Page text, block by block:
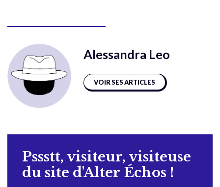
Alessandra Leo
VOIR SES ARTICLES
Pssstt, visiteur, visiteuse
du site d'Alter Échos !